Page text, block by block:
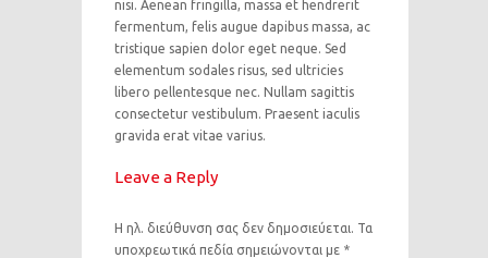
nisi. Aenean fringilla, massa et hendrerit
fermentum, felis augue dapibus massa, ac
tristique sapien dolor eget neque. Sed
elementum sodales risus, sed ultricies
libero pellentesque nec. Nullam sagittis
consectetur vestibulum. Praesent iaculis
gravida erat vitae varius.
Leave a Reply
Η ηλ. διεύθυνση σας δεν δημοσιεύεται. Τα
υποχρεωτικά πεδία σημειώνονται με *